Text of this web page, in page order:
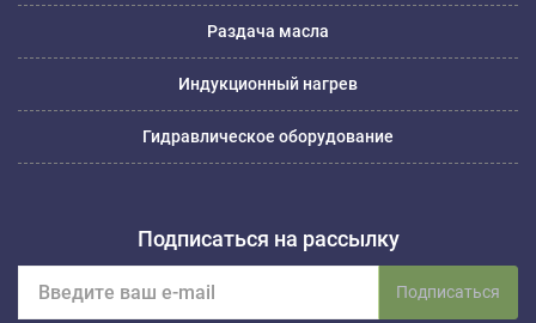
Раздача масла
Индукционный нагрев
Гидравлическое оборудование
Подписаться на рассылку
Подписаться